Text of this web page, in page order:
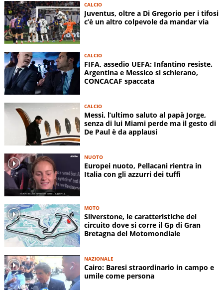
CALCIO
Juventus, oltre a Di Gregorio per i tifosi
c’è un altro colpevole da mandar via
CALCIO
FIFA, assedio UEFA: Infantino resiste.
Argentina e Messico si schierano,
CONCACAF spaccata
CALCIO
Messi, l’ultimo saluto al papà Jorge,
senza di lui Miami perde ma il gesto di
De Paul è da applausi
NUOTO
Europei nuoto, Pellacani rientra in
Italia con gli azzurri dei tuffi
MOTO
Silverstone, le caratteristiche del
circuito dove si corre il Gp di Gran
Bretagna del Motomondiale
NAZIONALE
Cairo: Baresi straordinario in campo e
umile come persona